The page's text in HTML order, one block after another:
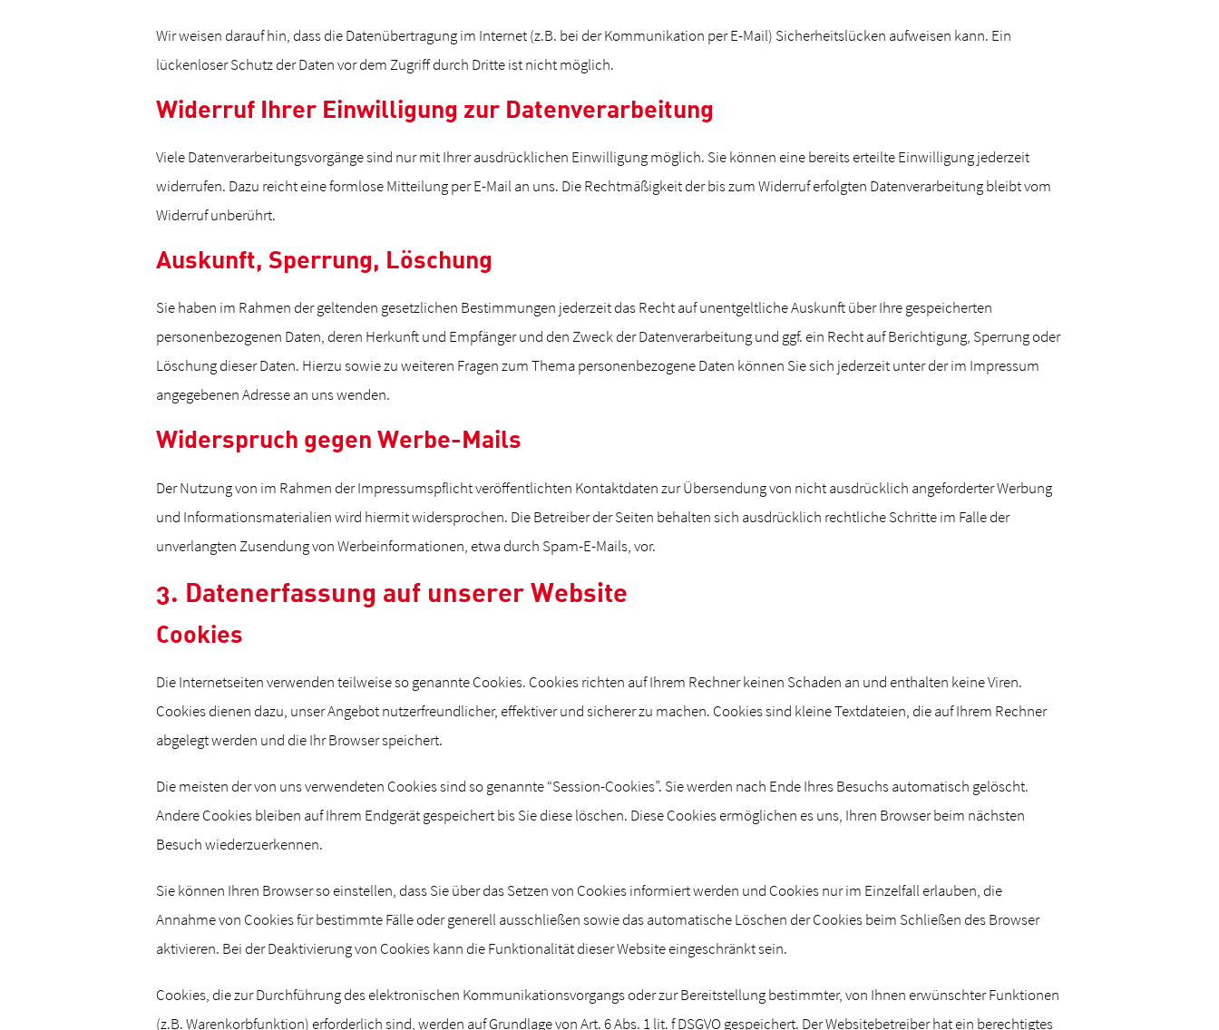
Wir weisen darauf hin, dass die Datenübertragung im Internet (z.B. bei der Kommunikation per E-Mail) Sicherheitslücken aufweisen kann. Ein
lückenloser Schutz der Daten vor dem Zugriff durch Dritte ist nicht möglich.
Widerruf Ihrer Einwilligung zur Datenverarbeitung
Viele Datenverarbeitungsvorgänge sind nur mit Ihrer ausdrücklichen Einwilligung möglich. Sie können eine bereits erteilte Einwilligung jederzeit
widerrufen. Dazu reicht eine formlose Mitteilung per E-Mail an uns. Die Rechtmäßigkeit der bis zum Widerruf erfolgten Datenverarbeitung bleibt vom
Widerruf unberührt.
Auskunft, Sperrung, Löschung
Sie haben im Rahmen der geltenden gesetzlichen Bestimmungen jederzeit das Recht auf unentgeltliche Auskunft über Ihre gespeicherten
personenbezogenen Daten, deren Herkunft und Empfänger und den Zweck der Datenverarbeitung und ggf. ein Recht auf Berichtigung, Sperrung oder
Löschung dieser Daten. Hierzu sowie zu weiteren Fragen zum Thema personenbezogene Daten können Sie sich jederzeit unter der im Impressum
angegebenen Adresse an uns wenden.
Widerspruch gegen Werbe-Mails
Der Nutzung von im Rahmen der Impressumspflicht veröffentlichten Kontaktdaten zur Übersendung von nicht ausdrücklich angeforderter Werbung
und Informationsmaterialien wird hiermit widersprochen. Die Betreiber der Seiten behalten sich ausdrücklich rechtliche Schritte im Falle der
unverlangten Zusendung von Werbeinformationen, etwa durch Spam-E-Mails, vor.
3. Datenerfassung auf unserer Website
Cookies
Die Internetseiten verwenden teilweise so genannte Cookies. Cookies richten auf Ihrem Rechner keinen Schaden an und enthalten keine Viren.
Cookies dienen dazu, unser Angebot nutzerfreundlicher, effektiver und sicherer zu machen. Cookies sind kleine Textdateien, die auf Ihrem Rechner
abgelegt werden und die Ihr Browser speichert.
Die meisten der von uns verwendeten Cookies sind so genannte “Session-Cookies”. Sie werden nach Ende Ihres Besuchs automatisch gelöscht.
Andere Cookies bleiben auf Ihrem Endgerät gespeichert bis Sie diese löschen. Diese Cookies ermöglichen es uns, Ihren Browser beim nächsten
Besuch wiederzuerkennen.
Sie können Ihren Browser so einstellen, dass Sie über das Setzen von Cookies informiert werden und Cookies nur im Einzelfall erlauben, die
Annahme von Cookies für bestimmte Fälle oder generell ausschließen sowie das automatische Löschen der Cookies beim Schließen des Browser
aktivieren. Bei der Deaktivierung von Cookies kann die Funktionalität dieser Website eingeschränkt sein.
Cookies, die zur Durchführung des elektronischen Kommunikationsvorgangs oder zur Bereitstellung bestimmter, von Ihnen erwünschter Funktionen
(z.B. Warenkorbfunktion) erforderlich sind, werden auf Grundlage von Art. 6 Abs. 1 lit. f DSGVO gespeichert. Der Websitebetreiber hat ein berechtigtes